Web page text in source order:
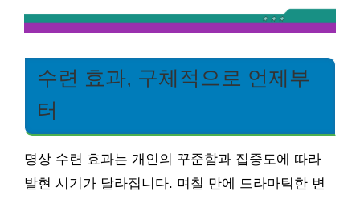
수련 효과, 구체적으로 언제부
터
명상 수련 효과는 개인의 꾸준함과 집중도에 따라
발현 시기가 달라집니다. 며칠 만에 드라마틱한 변